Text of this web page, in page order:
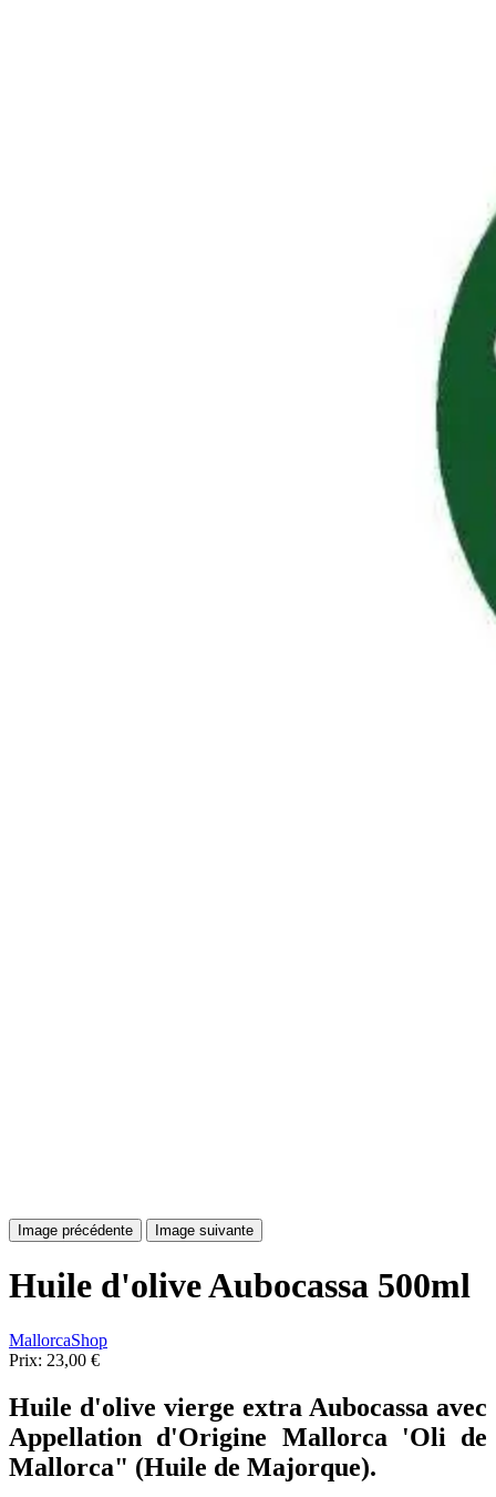
Image précédente Image suivante
Huile d'olive Aubocassa 500ml
MallorcaShop
Prix: 23,00 €
Huile d'olive vierge extra Aubocassa avec
Appellation d'Origine Mallorca 'Oli de
Mallorca" (Huile de Majorque).